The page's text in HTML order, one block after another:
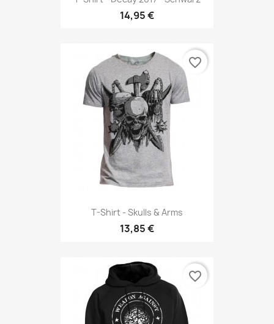
14,95 €
T-Shirt - Skulls & Arms
13,85 €
favorite_border
favorite_border